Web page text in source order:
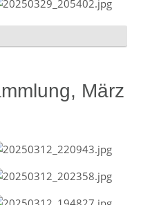
März